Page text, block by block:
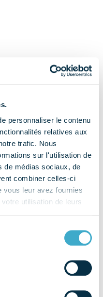
personnaliser le contenu
relatives aux
trafic. Nous
sur l'utilisation de
de médias sociaux, de
combiner celles-ci
vous leur avez fournies
utilisation de leurs
DENTAL
DENTAL)
IMPORTATION DENTAIRE